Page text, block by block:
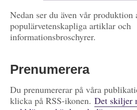
Nedan ser du även vår produktion
populärvetenskapliga artiklar och
informationsbroschyrer.
Prenumerera
Du prenumererar på våra
klicka på RSS-ikonen. Det skiljer